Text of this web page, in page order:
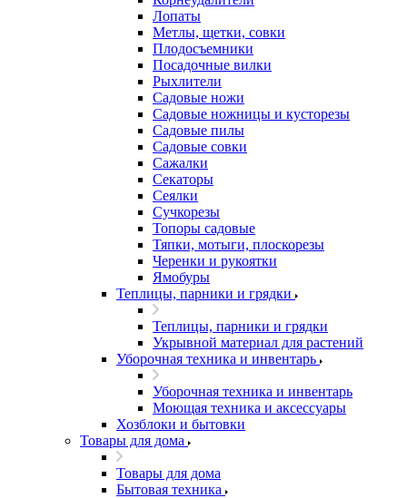
Лопаты
Метлы, щетки, совки
Плодосъемники
Посадочные вилки
Рыхлители
Садовые ножи
Садовые ножницы и кусторезы
Садовые пилы
Садовые совки
Сажалки
Секаторы
Сеялки
Сучкорезы
Топоры садовые
Тяпки, мотыги, плоскорезы
Черенки и рукоятки
Ямобуры
Теплицы, парники и грядки
Теплицы, парники и грядки
Укрывной материал для растений
Уборочная техника и инвентарь
Уборочная техника и инвентарь
Моющая техника и аксессуары
Хозблоки и бытовки
Товары для дома
Товары для дома
Бытовая техника